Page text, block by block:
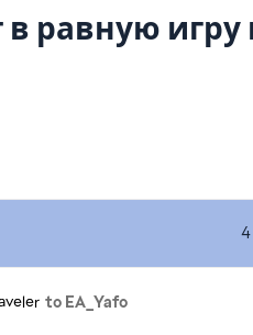
в равную
4
to EA_Yafo